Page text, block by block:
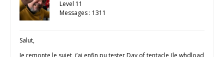
Level 11
Messages : 1311
Salut,